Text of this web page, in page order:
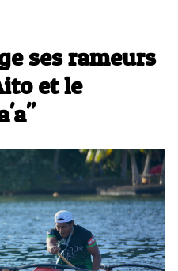
ses rameurs
et le